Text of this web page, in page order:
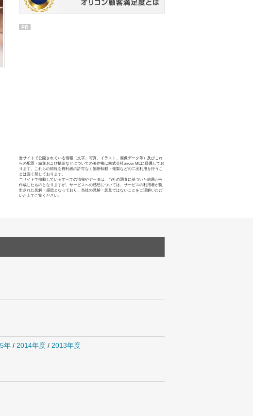
PR
当サイトで公開されている情報（文字、写真、イラスト、画像データ等）及びこれ
らの配置・編集および構造などについての著作権は株式会社oricon MEに帰属してお
ります。これらの情報を権利者の許可なく無断転載・複製などの二次利用を行うこ
とは固く禁じております。
当サイトで掲載しているすべての情報やデータは、当社の調査に基づいた結果から
作成したものとなりますが、サービスへの感想については、サービスの利用者が提
出された見解・感想となっており、当社の見解・意見ではないことをご理解いただ
いた上でご覧ください。
年 / 2014年度 / 2013年度